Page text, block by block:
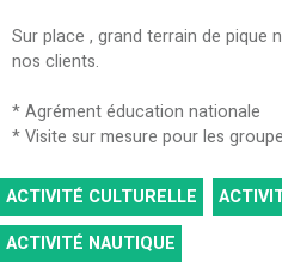
Sur place , grand terrain de pique
nos clients.
* Agrément éducation nationale
* Visite sur mesure pour les
ACTIVITÉ CULTURELLE
ACTIVITÉ NAUTIQUE